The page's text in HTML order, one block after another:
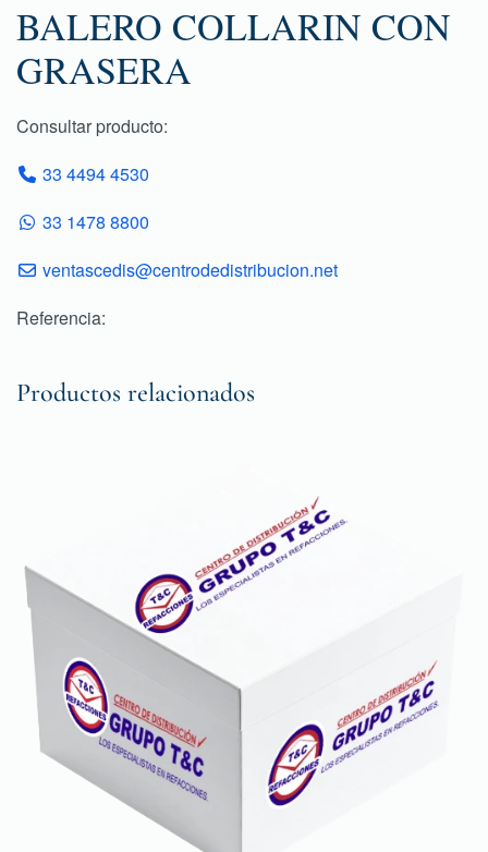
BALERO COLLARIN CON
GRASERA
Consultar producto:
33 4494 4530
33 1478 8800
ventascedis@centrodedistribucion.net
Referencia:
Productos relacionados